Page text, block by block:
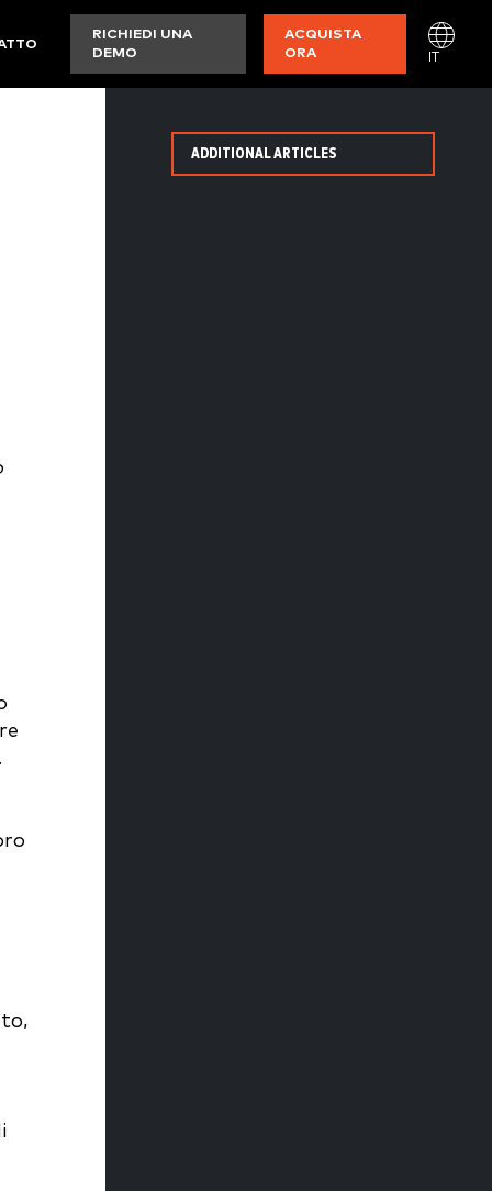
RICHIEDI UNA
DEMO
ACQUISTA
ORA
IT
ADDITIONAL ARTICLES